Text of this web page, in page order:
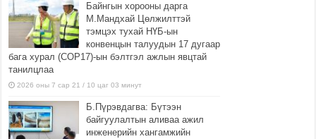
Байнгын хорооны дарга
М.Мандхай Цөлжилттэй
тэмцэх тухай НҮБ-ын
конвенцын талуудын 17 дугаар
бага хурал (СОР17)-ын бэлтгэл ажлын явцтай
танилцлаа
2026 оны 7 сар 21 / 10 цаг 03 минут
Б.Пүрэвдагва: Бүтээн
байгуулалтын аливаа ажил
инженерийн хангамжийн